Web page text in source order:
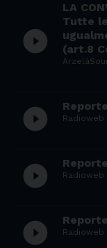
play_circle_filled
LA
Tutte
(art.8
play_circle_filled Radioweb
play_circle_filled Radioweb
play_circle_filled Radioweb